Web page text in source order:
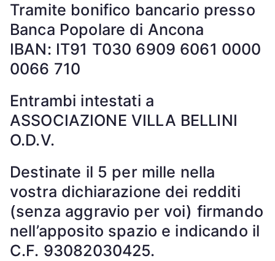
Tramite bonifico bancario presso
Banca Popolare di Ancona
IBAN: IT91 T030 6909 6061 0000
0066 710
Entrambi intestati a
ASSOCIAZIONE VILLA BELLINI
O.D.V.
Destinate il 5 per mille nella
vostra dichiarazione dei redditi
(senza aggravio per voi) firmando
nell’apposito spazio e indicando il
C.F. 93082030425.